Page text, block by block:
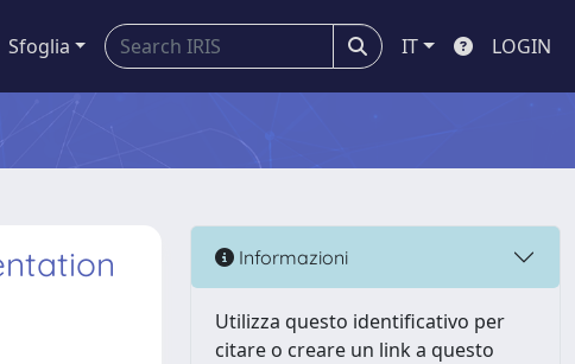
Sfoglia IT LOGIN
Informazioni
Utilizza questo identificativo per
citare o creare un link a questo